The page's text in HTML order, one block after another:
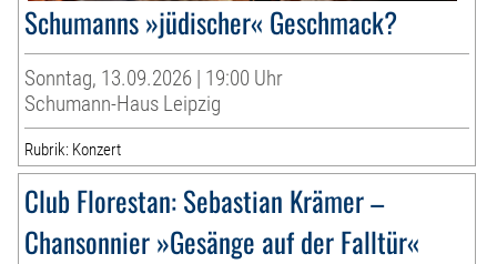
Schumanns »jüdischer« Geschmack?
Sonntag, 13.09.2026 | 19:00 Uhr
Schumann-Haus Leipzig
Rubrik: Konzert
Club Florestan: Sebastian Krämer –
Chansonnier »Gesänge auf der Falltür«